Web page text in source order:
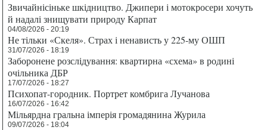
Звичайнісіньке шкідництво. Джипери і мотокросери хочуть
й надалі знищувати природу Карпат
04/08/2026 - 20:19
Не тільки «Скеля». Страх і ненависть у 225-му ОШП
31/07/2026 - 18:19
Заборонене розслідування: квартирна «схема» в родині
очільника ДБР
17/07/2026 - 18:27
Психопат-городник. Портрет комбрига Лучанова
16/07/2026 - 16:42
Мільярдна гральна імперія громадянина Журила
09/07/2026 - 18:04